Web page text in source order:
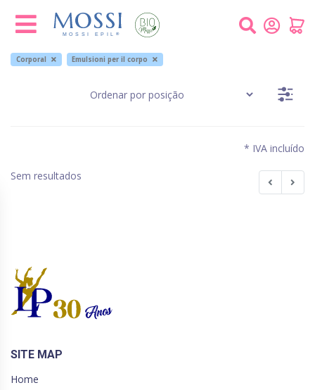
Corporal Emulsioni per il corpo
* IVA incluído
Sem resultados
SITE MAP
Home